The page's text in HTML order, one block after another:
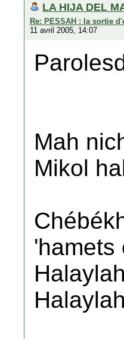
LA HIJA DEL
Re: PESSAH : la sortie
11 avril 2005, 14:07
Mah
Mikol
'hamets